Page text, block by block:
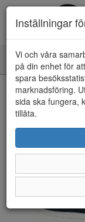
Toggle
navigation
HEM
Inställningar
Vi och våra
på din enhet för
spara
marknadsföring.
sida ska fungera,
tillåta.